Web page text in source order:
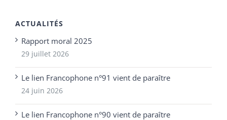
ACTUALITÉS
Rapport moral 2025
29 juillet 2026
Le lien Francophone n°91 vient de paraître
24 juin 2026
Le lien Francophone n°90 vient de paraître